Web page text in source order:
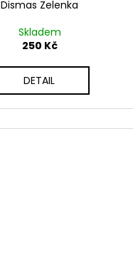
Dismas Zelenka
Skladem
250 Kč
DETAIL